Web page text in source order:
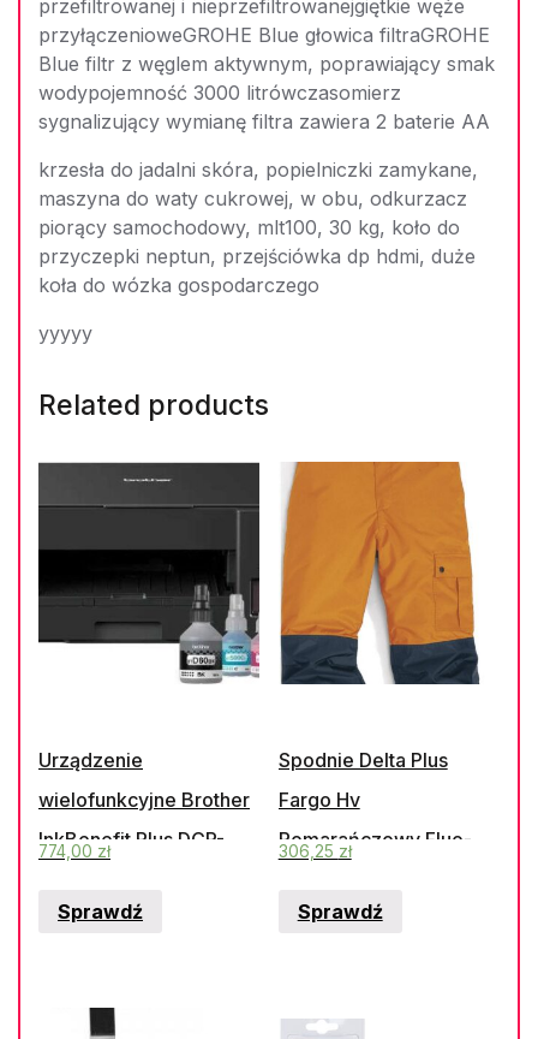
przefiltrowanej i nieprzefiltrowanejgiętkie węże
przyłączenioweGROHE Blue głowica filtraGROHE
Blue filtr z węglem aktywnym, poprawiający smak
wodypojemność 3000 litrówczasomierz
sygnalizujący wymianę filtra zawiera 2 baterie AA
krzesła do jadalni skóra, popielniczki zamykane,
maszyna do waty cukrowej, w obu, odkurzacz
piorący samochodowy, mlt100, 30 kg, koło do
przyczepki neptun, przejściówka dp hdmi, duże
koła do wózka gospodarczego
yyyyy
Related products
Urządzenie
wielofunkcyjne Brother
InkBenefit Plus DCP-
774,00 zł
Sprawdź
Spodnie Delta Plus
Fargo Hv
Pomarańczowy Fluo-
(Fargohvor3X)
306,25 zł
Sprawdź